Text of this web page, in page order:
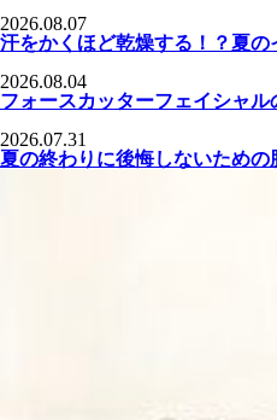
2026.08.07
汗をかくほど乾燥する！？夏の
2026.08.04
フォースカッターフェイシャル
2026.07.31
夏の終わりに後悔しないための